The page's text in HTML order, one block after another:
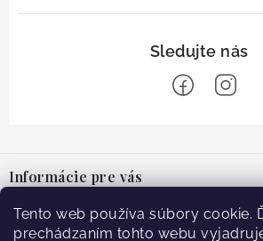
Tento web používa súbory cookie.
prechádzaním tohto webu
pInformácie pre vás
O nás
Facebook